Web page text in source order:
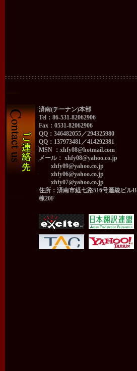
済南(チーナン)本部
Tel：86-531-82062906
Fax：0531-82062906
QQ：346482055／294325980
QQ：137973481／414292381
MSN ： xhfy08@hotmail.com
メール： xhfy08@yahoo.co.jp
xhfy09@yahoo.co.jp
xhfy06@yahoo.co.jp
xhfy07@yahoo.co.jp
住所：済南市経七路516号滙統ビルB
棟20F